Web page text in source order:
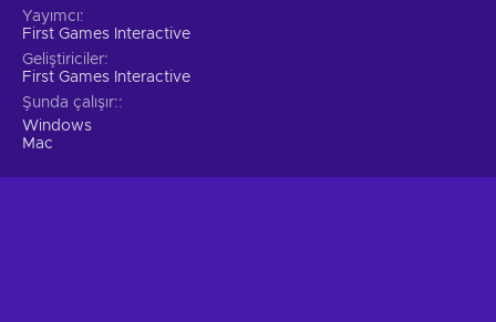
Yayımcı
First Games Interactive
Geliştiriciler
First Games Interactive
Şunda çalışır:
Windows
Mac